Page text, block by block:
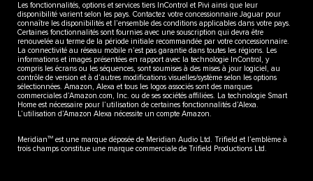
Les fonctionnalités, options et services tiers InControl et Pivi ainsi que leur
disponibilité varient selon les pays. Contactez votre concessionnaire Jaguar pour
connaître les disponibilités et l’ensemble des conditions applicables dans votre pays.
Certaines fonctionnalités sont fournies avec une souscription qui devra être
renouvelée au terme de la période initiale recommandée par votre concessionnaire.
La connectivité au réseau mobile n’est pas garantie dans toutes les régions. Les
informations et images présentées en rapport avec la technologie InControl, y
compris les écrans ou les séquences, sont soumises à des mises à jour logiciel, au
contrôle de version et à d’autres modifications visuelles/système selon les options
sélectionnées. Amazon, Alexa et tous les logos associés sont des marques
commerciales d’Amazon.com, Inc. ou de ses sociétés affiliées. La technologie Smart
Home est nécessaire pour l’utilisation de certaines fonctionnalités d’Alexa.
L’utilisation d’Amazon Alexa nécessite un compte Amazon.
MeridianTM est une marque déposée de Meridian Audio Ltd. Trifield et l’emblème à
trois champs constitue une marque commerciale de Trifield Productions Ltd.